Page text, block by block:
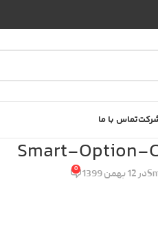
تماس با ما
Smart-
در 12 بهمن 1399 0